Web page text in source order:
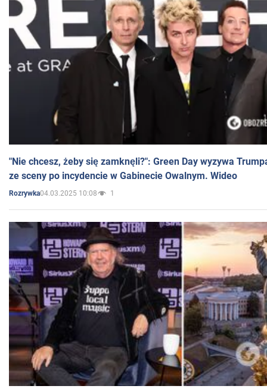
"Nie chcesz, żeby się zamknęli?": Green Day wyzywa
ze sceny po incydencie w Gabinecie Owalnym. Wideo
Rozrywka04.03.2025 10:08 1